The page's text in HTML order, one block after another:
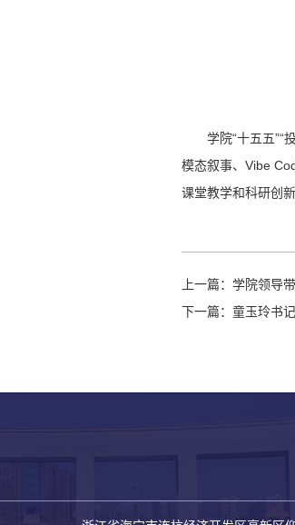
学院“十五五”“
模态叙事、Vibe
课堂教学和科研创
上一篇： 学院领导
下一篇： 童玉玲书